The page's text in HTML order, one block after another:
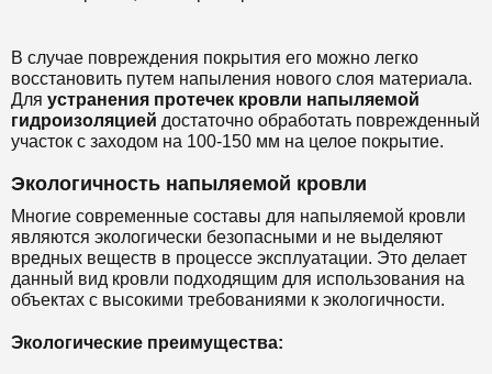
В случае повреждения покрытия его можно легко
восстановить путем напыления нового слоя материала.
Для устранения протечек кровли напыляемой
гидроизоляцией достаточно обработать поврежденный
участок с заходом на 100-150 мм на целое покрытие.
Экологичность напыляемой кровли
Многие современные составы для напыляемой кровли
являются экологически безопасными и не выделяют
вредных веществ в процессе эксплуатации. Это делает
данный вид кровли подходящим для использования на
объектах с высокими требованиями к экологичности.
Экологические преимущества: